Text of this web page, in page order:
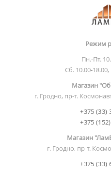
Режим
Пн.-Пт.
Сб. 10.00-
Магазин
г. Гродно, пр-т.
+375 (33)
+375
Магазин
г. Гродно, пр-т.
+375 (33)